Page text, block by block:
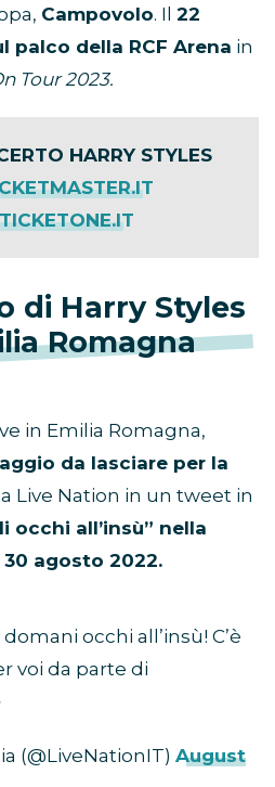
Campovolo. Il 22
palco della RCF Arena in
Tour 2023.
HARRY STYLES
di Harry Styles
Romagna
in Emilia Romagna,
da lasciare per la
Live Nation in un tweet in
occhi all’insù” nella
agosto 2022.
occhi all’insù! C’è
voi da parte di
(@LiveNationIT) August